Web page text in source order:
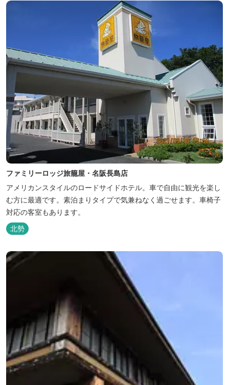
ファミリーロッジ旅籠屋・名阪長島店
アメリカンスタイルのロードサイドホテル。車で自由に観光を楽し
む方に最適です。素泊まりタイプで気兼ねなく過ごせます。車椅子
対応の客室もあります。
北勢